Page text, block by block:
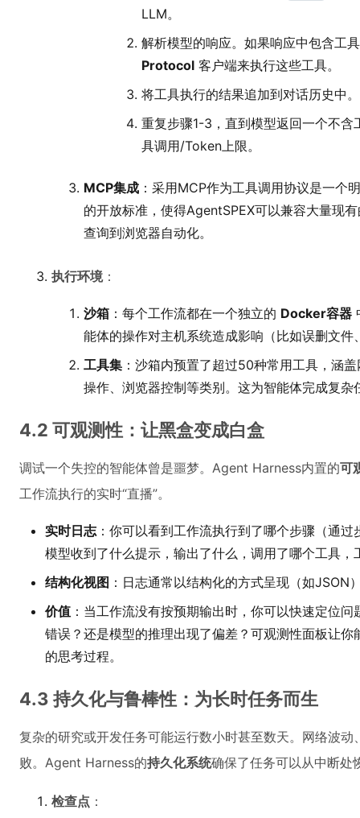
LLM。
解析模型的响应。如果响应中包含工
Protocol 客户端来执行这些工具。
将工具执行的结果追加到对话历史中。
重复步骤1-3，直到模型返回一个不
具调用/Token上限。
MCP集成 ：采用MCP作为工具调用协议是一个
的开放标准，使得AgentSPEX可以兼容大量现
查询到浏览器自动化。
执行环境：
沙箱 ：每个工作流都在一个独立的 Docker容器
能体的操作对主机系统造成影响（比如误删文件
工具集 ：沙箱内预置了超过50种常用工具，涵
操作、浏览器控制等类别。这为智能体完成复
4.2 可观测性：让黑盒变成白盒
调试一个失控的智能体曾是噩梦。Agent Harness内置的可
工作流执行的实时“直播”。
实时日志：你可以看到工作流执行到了哪个步骤（通
模型收到了什么提示，输出了什么，调用了哪个工具，
结构化视图 ：日志通常以结构化的方式呈现（如JSON
价值 ：当工作流没有按预期输出时，你可以快速定位
错误？还是模型的推理出现了偏差？可观测性面板让你
的思考过程。
4.3 持久化与鲁棒性：为长时任务而生
复杂的研究或开发任务可能运行数小时甚至数天。网络波
败。Agent Harness的持久化系统确保了任务可以从中断处
检查点 ：